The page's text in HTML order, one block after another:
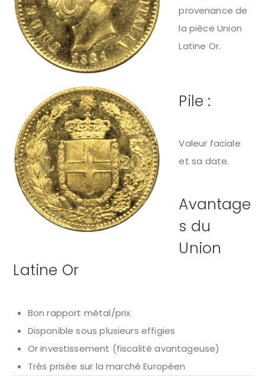
provenance de
la pièce Union
Latine Or.
Pile :
Valeur faciale
et sa date.
Avantage
s du
Union
Latine Or
Bon rapport métal/prix
Disponible sous plusieurs effigies
Or investissement (fiscalité avantageuse)
Très prisée sur la marché Européen